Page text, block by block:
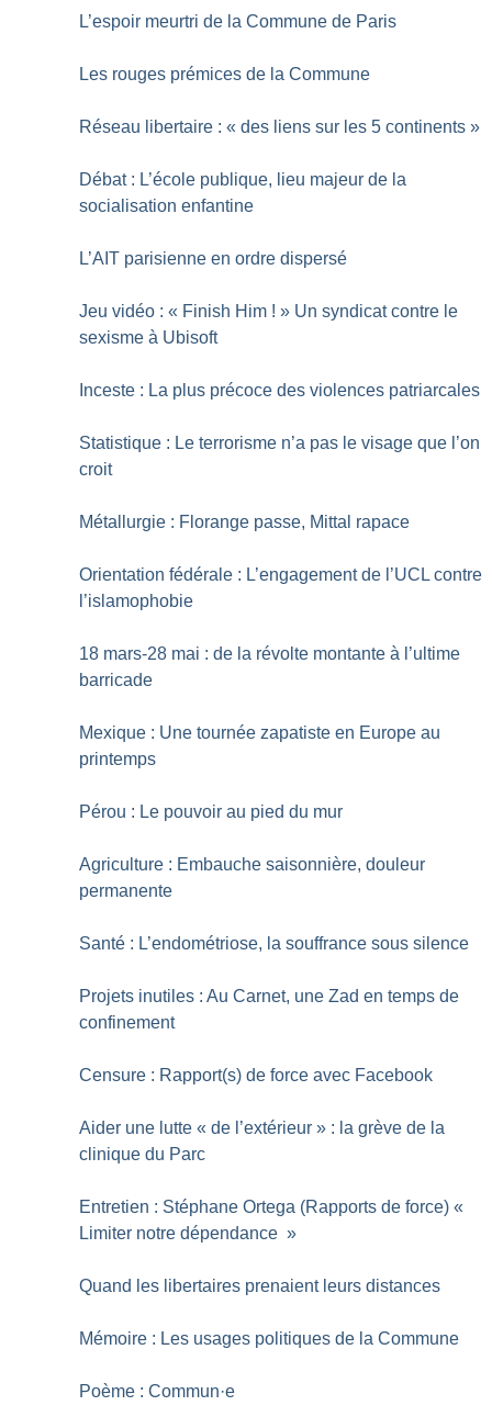
L’espoir meurtri de la Commune de Paris
Les rouges prémices de la Commune
Réseau libertaire : « des liens sur les 5 continents »
Débat : L’école publique, lieu majeur de la
socialisation enfantine
L’AIT parisienne en ordre dispersé
Jeu vidéo : « Finish Him ! » Un syndicat contre le
sexisme à Ubisoft
Inceste : La plus précoce des violences patriarcales
Statistique : Le terrorisme n’a pas le visage que l’on
croit
Métallurgie : Florange passe, Mittal rapace
Orientation fédérale : L’engagement de l’UCL contre
l’islamophobie
18 mars-28 mai : de la révolte montante à l’ultime
barricade
Mexique : Une tournée zapatiste en Europe au
printemps
Pérou : Le pouvoir au pied du mur
Agriculture : Embauche saisonnière, douleur
permanente
Santé : L’endométriose, la souffrance sous silence
Projets inutiles : Au Carnet, une Zad en temps de
confinement
Censure : Rapport(s) de force avec Facebook
Aider une lutte « de l’extérieur » : la grève de la
clinique du Parc
Entretien : Stéphane Ortega (Rapports de force) «
Limiter notre dépendance »
Quand les libertaires prenaient leurs distances
Mémoire : Les usages politiques de la Commune
Poème : Commun·e